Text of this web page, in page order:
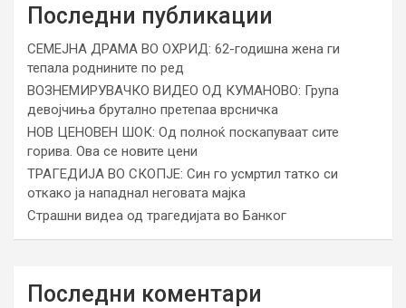
Последни публикации
СЕМЕЈНА ДРАМА ВО ОХРИД: 62-годишна жена ги
тепала роднините по ред
ВОЗНЕМИРУВАЧКО ВИДЕО ОД КУМАНОВО: Група
девојчиња брутално претепаа врсничка
НОВ ЦЕНОВЕН ШОК: Од полноќ поскапуваат сите
горива. Ова се новите цени
ТРАГЕДИЈА ВО СКОПЈЕ: Син го усмртил татко си
откако ја нападнал неговата мајка
Страшни видеа од трагедијата во Банког
Последни коментари